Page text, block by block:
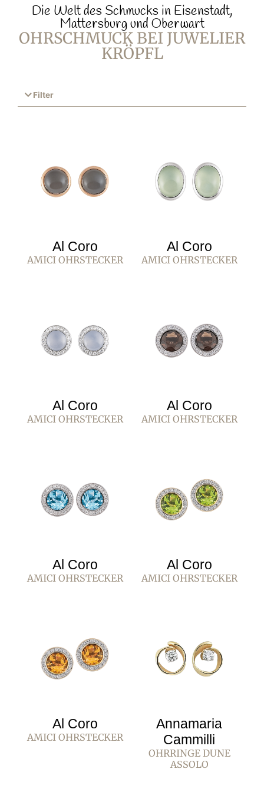
Die Welt des Schmucks in Eisenstadt,
Mattersburg und Oberwart
OHRSCHMUCK BEI JUWELIER
KRÖPFL
Filter
Al Coro
AMICI OHRSTECKER
Al Coro
AMICI OHRSTECKER
Al Coro
AMICI OHRSTECKER
Al Coro
AMICI OHRSTECKER
Al Coro
AMICI OHRSTECKER
Al Coro
AMICI OHRSTECKER
Al Coro
AMICI OHRSTECKER
Annamaria
Cammilli
OHRRINGE DUNE
ASSOLO